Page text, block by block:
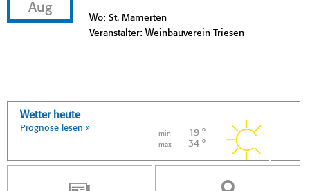
Aug
Wo: St. Mamerten
Veranstalter: Weinbauverein Triesen
Wetter heute
Prognose lesen »
min 19 °
max 34 °